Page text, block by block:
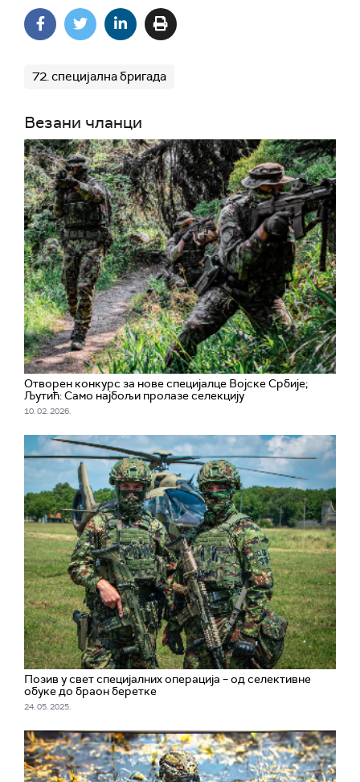
72. специјална бригада
Везани чланци
Отворен конкурс за нове специјалце Војске Србије;
Љутић: Само најбољи пролазе селекцију
10. 02. 2026.
Позив у свет специјалних операција – од селективне
обуке до браон беретке
24. 05. 2025.